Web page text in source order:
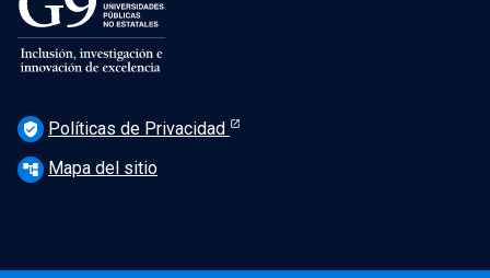
verified_user Políticas de Privacidad
account_tree Mapa del sitio